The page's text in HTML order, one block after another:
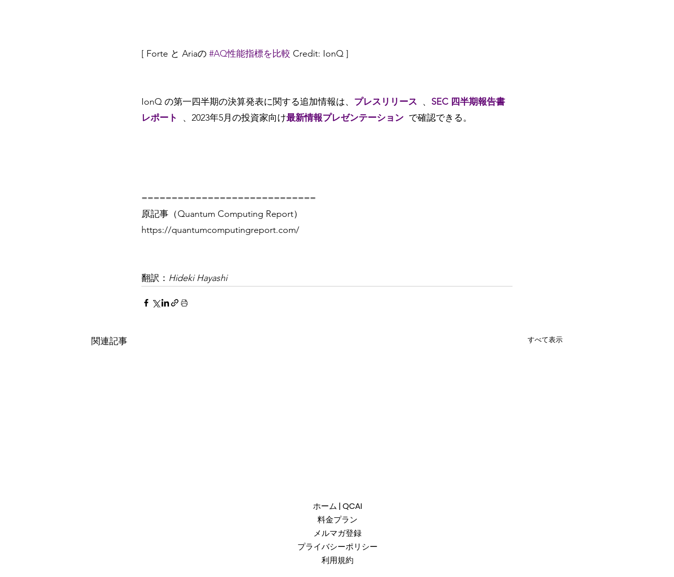
[ Forte と Ariaの #AQ性能指標を比較 Credit: IonQ ]
IonQ の第一四半期の決算発表に関する追加情報は、 プレスリリース 、 SEC 四半期報告書
レポート
、2023年5月の投資家向け最新情報プレゼンテーション で確認できる。
=============================
原記事（Quantum Computing Report）
https://quantumcomputingreport.com/
翻訳： Hideki Hayashi
関連記事 すべて表示
ホーム | QCAI
料金プラン
メルマガ登録
プライバシーポリシー
利用規約